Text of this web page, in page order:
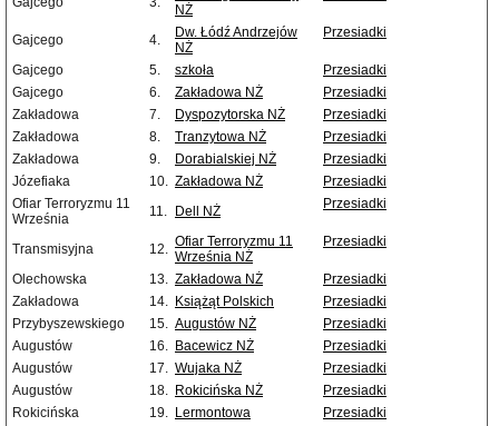
NŻ
Gajcego 4.
Dw. Łódź Andrzejów
NŻ
Przesiadki
Gajcego 5. szkoła
Przesiadki
Gajcego
6. Zakładowa NŻ
Przesiadki
Zakładowa
7. Dyspozytorska NŻ
Przesiadki
Zakładowa
8. Tranzytowa NŻ
Przesiadki
Zakładowa
9. Dorabialskiej NŻ
Przesiadki
Józefiaka
10. Zakładowa NŻ
Przesiadki
Ofiar Terroryzmu 11
Września
11. Dell NŻ Przesiadki
Transmisyjna 12. Ofiar Terroryzmu 11
Września NŻ
Przesiadki
Olechowska 13. Zakładowa NŻ
Przesiadki
Zakładowa
14. Książąt Polskich
Przesiadki
Przybyszewskiego
15. Augustów NŻ
Przesiadki
Augustów
16. Bacewicz NŻ
Przesiadki
Augustów
17. Wujaka NŻ
Przesiadki
Augustów
18. Rokicińska NŻ
Przesiadki
Rokicińska
19. Lermontowa
Przesiadki